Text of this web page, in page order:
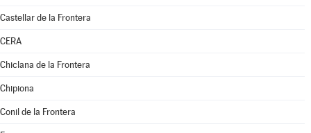
Castellar de la Frontera
CERA
Chiclana de la Frontera
Chipiona
Conil de la Frontera